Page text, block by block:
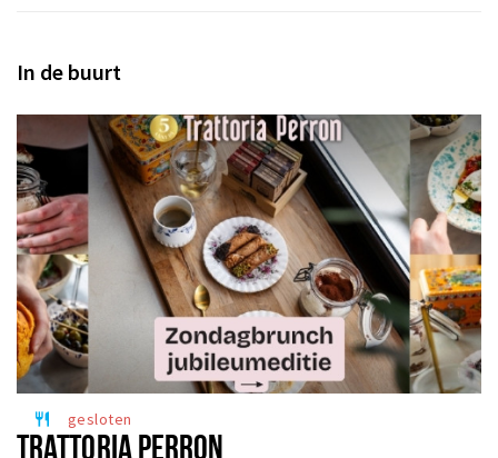
In de buurt
restaurant gesloten
TRATTORIA PERRON